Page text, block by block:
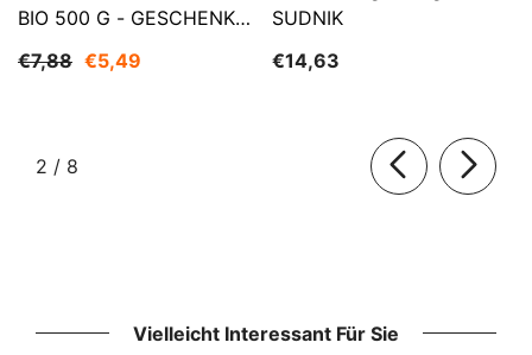
BIO 500 G - GESCHENKE
€7,88 €5,49
SUDNIK
€14,63
2 / von
8
Vielleicht Interessant Für Sie